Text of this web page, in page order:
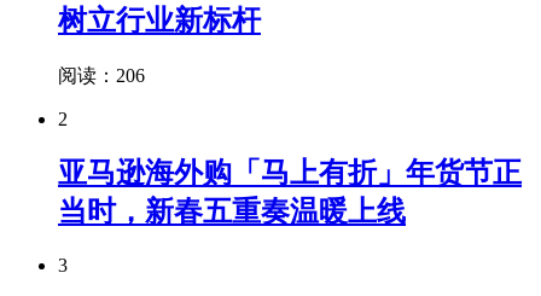
树立行业新标杆
阅读：206
2
亚马逊海外购「马上有折」年货节正
当时，新春五重奏温暖上线
3